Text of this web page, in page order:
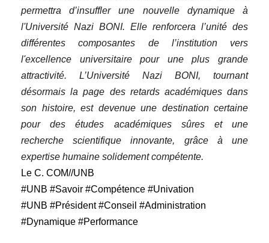
permettra d’insuffler une nouvelle dynamique à
l'Université Nazi BONI. Elle renforcera l’unité des
différentes composantes de l’institution vers
l'excellence universitaire pour une plus grande
attractivité. L’Université Nazi BONI, tournant
désormais la page des retards académiques dans
son histoire, est devenue une destination certaine
pour des études académiques sûres et une
recherche scientifique innovante, grâce à une
expertise humaine solidement compétente.
Le C. COM//UNB
#UNB #Savoir #Compétence #Univation
#UNB #Président #Conseil #Administration
#Dynamique #Performance